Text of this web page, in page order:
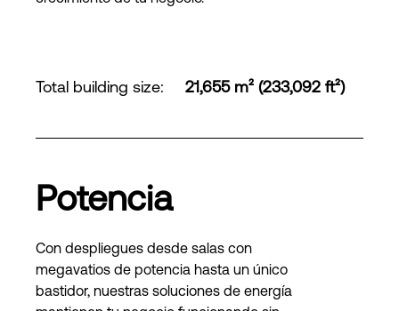
Total building size: 21,655 m² (233,092 ft²)
Potencia
Con despliegues desde salas con
megavatios de potencia hasta un único
bastidor, nuestras soluciones de energía